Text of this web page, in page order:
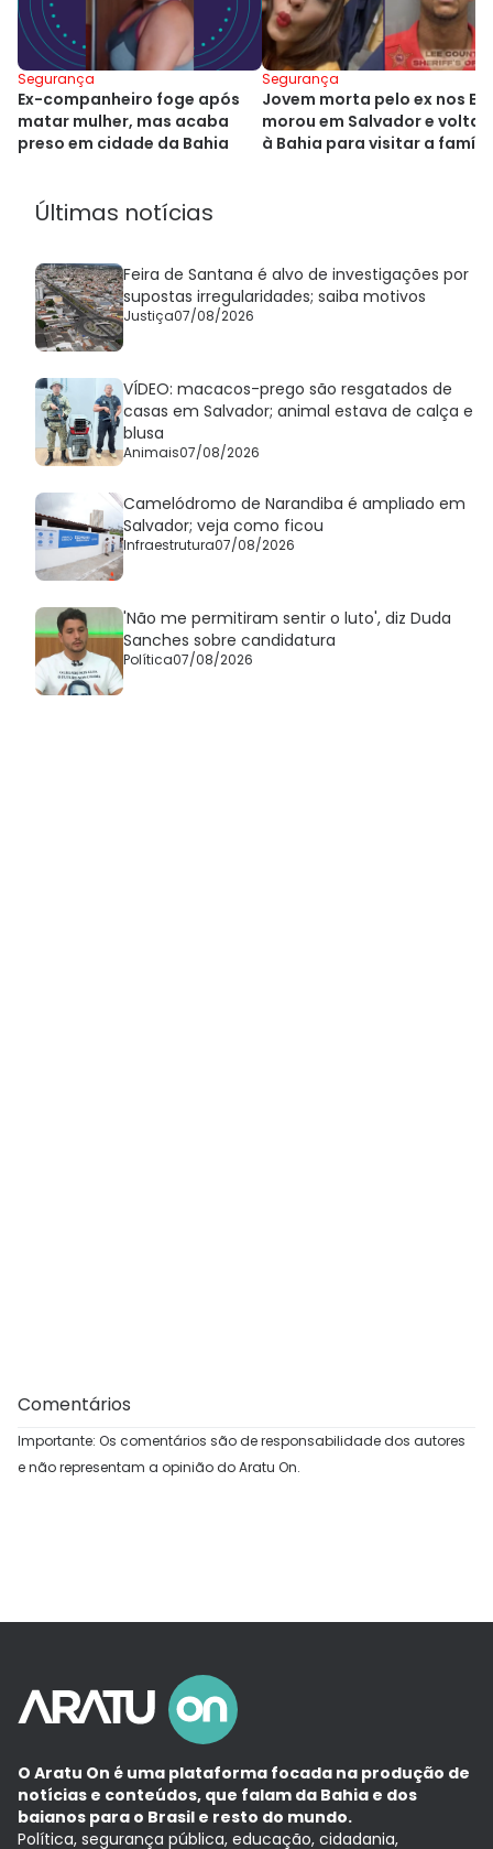
Segurança
Ex-companheiro foge após
matar mulher, mas acaba
preso em cidade da Bahia
Segurança
Jovem morta pelo ex nos
morou em Salvador e
à Bahia para visitar a
Últimas notícias
Feira de Santana é alvo de investigações por
supostas irregularidades; saiba motivos
Justiça07/08/2026
VÍDEO: macacos-prego são resgatados de
casas em Salvador; animal estava de calça e
blusa
Animais07/08/2026
Camelódromo de Narandiba é ampliado em
Salvador; veja como ficou
Infraestrutura07/08/2026
'Não me permitiram sentir o luto', diz Duda
Sanches sobre candidatura
Política07/08/2026
Comentários
Importante: Os comentários são de responsabilidade dos autores
e não representam a opinião do Aratu On.
O Aratu On é uma plataforma focada na produção de
notícias e conteúdos, que falam da Bahia e dos
baianos para o Brasil e resto do mundo.
Política, segurança pública, educação, cidadania,